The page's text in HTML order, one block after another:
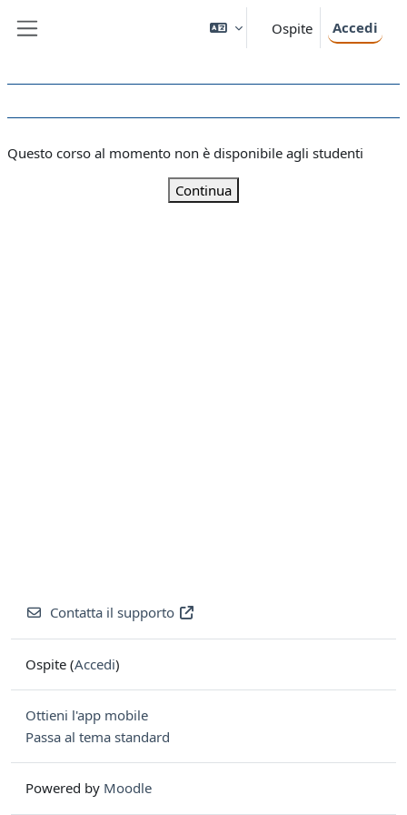
Ospite Accedi
Questo corso al momento non è disponibile agli studenti
Continua
Contatta il supporto
Ospite (Accedi)
Ottieni l'app mobile
Passa al tema standard
Powered by Moodle